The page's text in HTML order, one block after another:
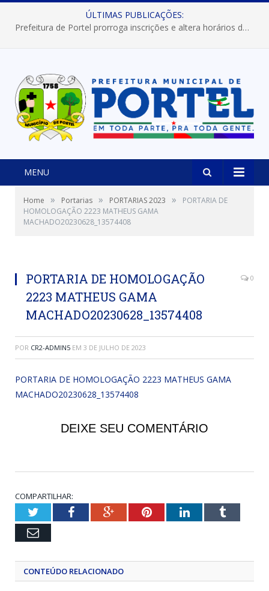
ÚLTIMAS PUBLICAÇÕES:
Prefeitura de Portel prorroga inscrições e altera horários dos concursos “Musa” e “Miss Mix Verão 2026”
MENU
Home » Portarias » PORTARIAS 2023 »
PORTARIA DE
HOMOLOGAÇÃO 2223 MATHEUS GAMA
MACHADO20230628_13574408
PORTARIA DE HOMOLOGAÇÃO
2223 MATHEUS GAMA
MACHADO20230628_13574408
0
POR CR2-ADMIN5 EM 3 DE JULHO DE 2023
PORTARIA DE HOMOLOGAÇÃO 2223 MATHEUS GAMA
MACHADO20230628_13574408
DEIXE SEU COMENTÁRIO
COMPARTILHAR:
TwitterFacebookGoogle+PinterestLinkedInTumblr
Email
CONTEÚDO RELACIONADO